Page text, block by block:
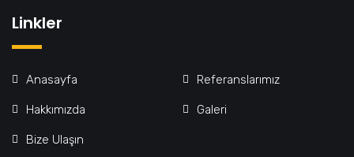
Linkler
Anasayfa Referanslarımız
Hakkımızda Galeri
Bize Ulaşın